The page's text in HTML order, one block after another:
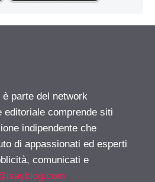
parte del network
editoriale comprende siti
indipendente che
di appassionati ed esperti
comunicati e